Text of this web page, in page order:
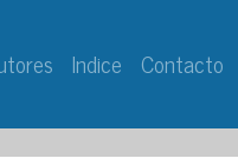
Indice Contacto